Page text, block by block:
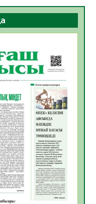
23 0
иммундау
27
24
25
полиция
қамтамасыз етті